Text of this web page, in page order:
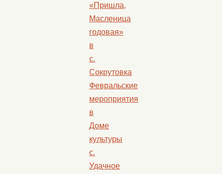
«Пришла,
Масленица
годовая»
в
с.
Сокрутовка
Февральские
мероприятия
в
Доме
культуры
с.
Удачное